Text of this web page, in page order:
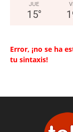
JUE
15°
Error, ¡no se ha
tu sintaxis!